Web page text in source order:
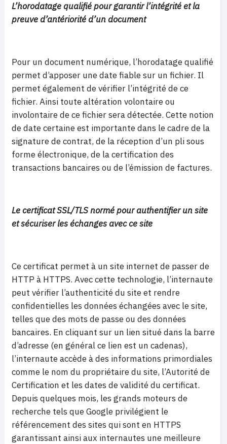
L’horodatage qualifié pour garantir l’intégrité et la
preuve d’antériorité d’un document
Pour un document numérique, l’horodatage qualifié
permet d’apposer une date fiable sur un fichier. Il
permet également de vérifier l’intégrité de ce
fichier. Ainsi toute altération volontaire ou
involontaire de ce fichier sera détectée. Cette notion
de date certaine est importante dans le cadre de la
signature de contrat, de la réception d’un pli sous
forme électronique, de la certification des
transactions bancaires ou de l’émission de factures.
Le certificat SSL/TLS normé pour authentifier un site
et sécuriser les échanges avec ce site
Ce certificat permet à un site internet de passer de
HTTP à HTTPS. Avec cette technologie, l’internaute
peut vérifier l’authenticité du site et rendre
confidentielles les données échangées avec le site,
telles que des mots de passe ou des données
bancaires. En cliquant sur un lien situé dans la barre
d’adresse (en général ce lien est un cadenas),
l’internaute accède à des informations primordiales
comme le nom du propriétaire du site, l’Autorité de
Certification et les dates de validité du certificat.
Depuis quelques mois, les grands moteurs de
recherche tels que Google privilégient le
référencement des sites qui sont en HTTPS
garantissant ainsi aux internautes une meilleure